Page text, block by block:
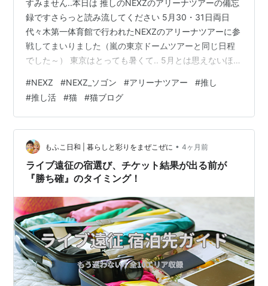
すみません..本日は 推しのNEXZのアリーナツアーの備忘
録ですさらっと読み流してください 5月30・31日両日
代々木第一体育館で行われたNEXZのアリーナツアーに参
戦してまいりました（嵐の東京ドームツアーと同じ日程
でした～） 東京はとっても暑くて.. 5月とは思えないほど
っていた場所なので迷わず着きました～ (^^♪ グッズ売り
場です グッズは極力買わない主義なのですが 今回はどー
しても欲しい物があったので並んで買いました これで
す！ 推しのゴニのZOOキャラ（ワンコ） ペンライトに付
けます これを振って応援します！ ロビーには花輪がた
く…
#NEXZ #NEXZ_ソゴン #アリーナツアー #推し
#推し活 #猫 #猫ブログ
もふこ日和 | 暮らしと彩りをまぜこぜに • 4ヶ月前
ライブ遠征の宿選び、チケット結果が出る前が
『勝ち確』のタイミング！